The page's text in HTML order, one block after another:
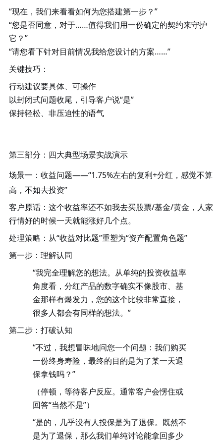
“现在，我们来看看如何为您搭建第一步？”
“您是否同意，对于……值得我们用一份确定的契约来守护
它？”
“请您看下针对目前情况我给您设计的方案……”
关键技巧 ：
行动建议要具体、可操作
以封闭式问题收尾，引导客户说“是”
保持轻松、非压迫性的语气
第三部分：四大典型场景实战演示
场景一：收益问题——“1.75%左右的复利+分红，感觉不算
高，不如去投资”
客户原话：这个收益率还不如我去买股票/基金/黄金，人家
行情好的时候一天就能涨好几个点。
处理策略 ：从“收益对比题”重塑为“资产配置角色题”
第一步：理解认同
“我完全理解您的想法。从单纯的投资收益率
角度看，分红产品的数字确实不像股市、基
金那样有爆发力，您的这个比较非常直接，
很多人都会有同样的想法。”
第二步：打破认知
“不过，我想冒昧地问您一个问题：我们购买
一份终身寿险，最终的目的是为了某一天退
保拿钱吗？”
（停顿，等待客户反应。通常客户会愣住或
回答“当然不是”）
“是的，几乎没有人投保是为了退保。既然不
是为了退保，那么我们单纯讨论能拿回多少